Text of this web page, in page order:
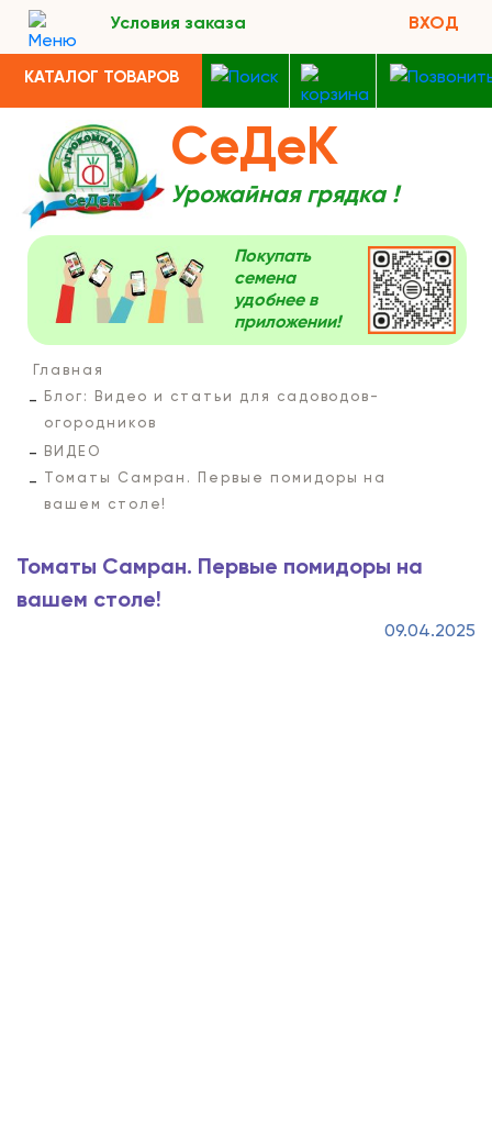
Условия заказа ВХОД
КАТАЛОГ ТОВАРОВ
СеДеК
Урожайная грядка !
Покупать
семена
удобнее в
приложении!
Главная
Блог: Видео и статьи для садоводов-
огородников
ВИДЕО
Томаты Самран. Первые помидоры на
вашем столе!
Томаты Самран. Первые помидоры на
вашем столе!
09.04.2025